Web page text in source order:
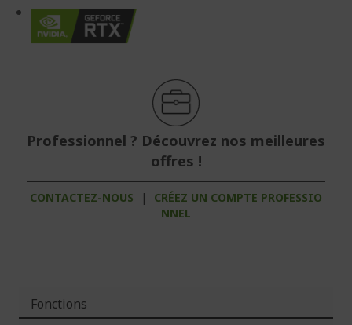
Professionnel ? Découvrez nos meilleures
offres !
CONTACTEZ-NOUS |
CRÉEZ UN COMPTE PROFESSIO
NNEL
Fonctions